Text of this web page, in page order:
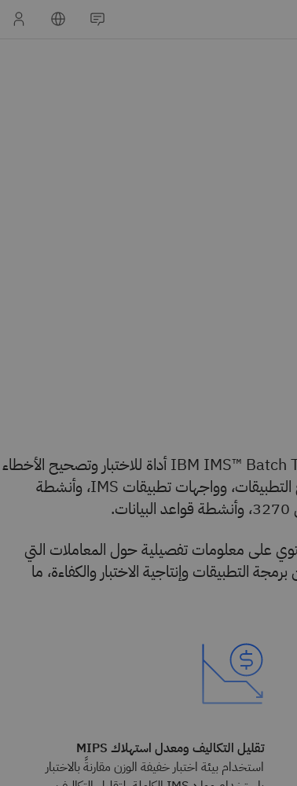
يُعَد ®IBM IMS™ Batch Terminal Simulator for z/OS أداة للاختبار وتصحيح الأخطاء
توفِّر وسيلة شاملة لفحص منطق برامج التطبيقات، وواجهات تطبيقات IMS، وأنشطة
على معلومات تفصيلية حول المعاملات التي
التطبيقات وإنتاجية الاختبار والكفاءة، ما
تقليل التكاليف ومعدل استهلاك MIPS
استخدام بيئة اختبار خفيفة الوزن مقارنةً بالاختبار